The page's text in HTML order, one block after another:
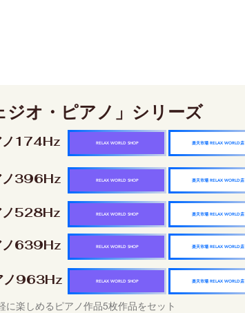
オ・ピアノ」シリーズ
ノ174Hz 楽天市場 RELAX WORLD店
RELAX WORLD SHOP
ノ396Hz 楽天市場 RELAX WORLD店
RELAX WORLD SHOP
ノ528Hz 楽天市場 RELAX WORLD店
RELAX WORLD SHOP
ノ639Hz 楽天市場 RELAX WORLD店
RELAX WORLD SHOP
ノ963Hz 楽天市場 RELAX WORLD店
RELAX WORLD SHOP
に楽しめるピアノ作品5枚作品をセット